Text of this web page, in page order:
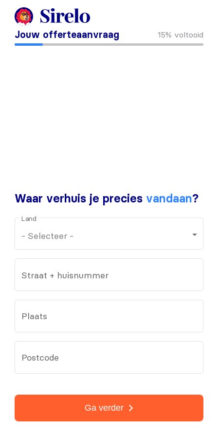
Jouw offerteaanvraag 15% voltooid
Waar verhuis je precies vandaan?
Land
Straat + huisnummer
Plaats
Postcode
Ga verder